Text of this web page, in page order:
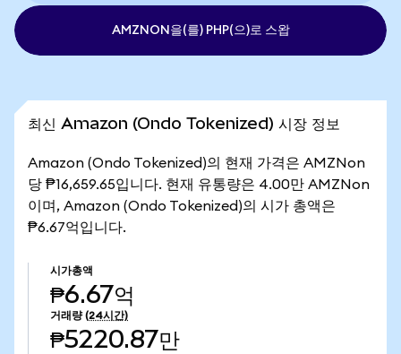
AMZNON을(를) PHP(으)로 스왑
최신 Amazon (Ondo Tokenized) 시장 정보
Amazon (Ondo Tokenized)의 현재 가격은 AMZNon
당 ₱16,659.65입니다. 현재 유통량은 4.00만 AMZNon
이며, Amazon (Ondo Tokenized)의 시가 총액은
₱6.67억입니다.
시가총액
₱6.67억
거래량 (24시간)
₱5220.87만